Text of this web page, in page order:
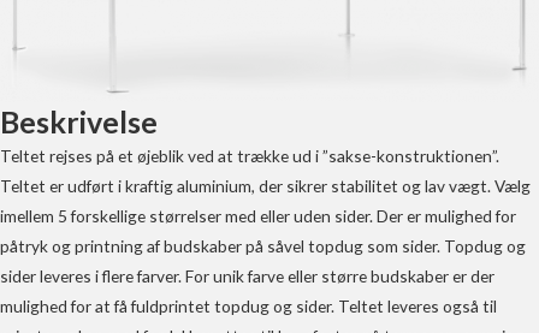
Beskrivelse
Teltet rejses på et øjeblik ved at trække ud i ”sakse-konstruktionen”.
Teltet er udført i kraftig aluminium, der sikrer stabilitet og lav vægt. Vælg
imellem 5 forskellige størrelser med eller uden sider. Der er mulighed for
påtryk og printning af budskaber på såvel topdug som sider. Topdug og
sider leveres i flere farver. For unik farve eller større budskaber er der
mulighed for at få fuldprintet topdug og sider. Teltet leveres også til